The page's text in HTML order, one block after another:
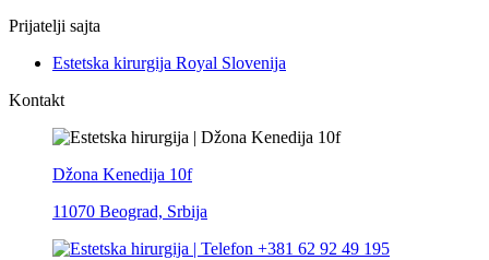
Prijatelji sajta
Estetska kirurgija Royal Slovenija
Kontakt
Džona Kenedija 10f
11070 Beograd, Srbija
+381 62 92 49 195